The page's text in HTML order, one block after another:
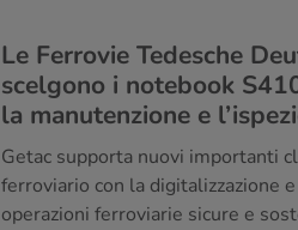
Le Ferrovie Tedesche
scelgono i notebook
la manutenzione e
Getac supporta nuovi importanti
ferroviario con la digitalizzazione
operazioni ferroviarie sicure e